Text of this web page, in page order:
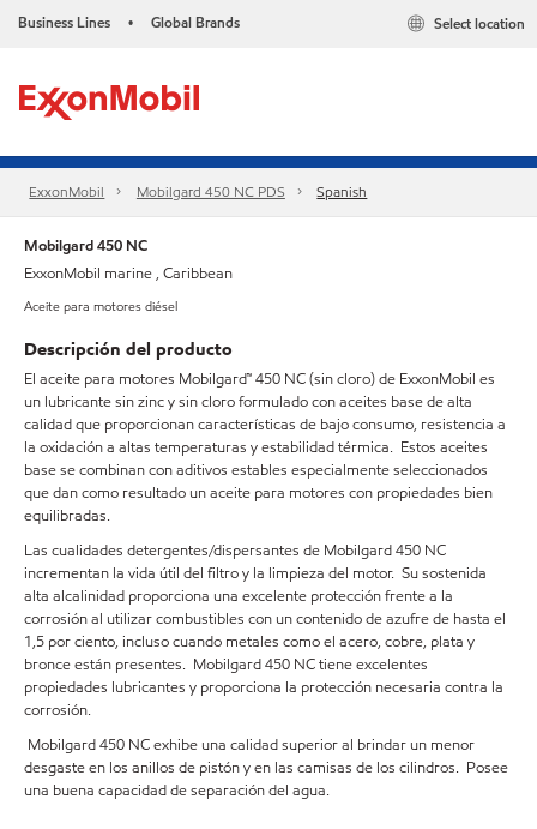
Business Lines • Global Brands Select location
ExxonMobil Mobilgard 450 NC PDS Spanish
Mobilgard 450 NC
ExxonMobil marine , Caribbean
Aceite para motores diésel
Descripción del producto
El aceite para motores Mobilgard™ 450 NC (sin cloro) de ExxonMobil es
un lubricante sin zinc y sin cloro formulado con aceites base de alta
calidad que proporcionan características de bajo consumo, resistencia a
la oxidación a altas temperaturas y estabilidad térmica. Estos aceites
base se combinan con aditivos estables especialmente seleccionados
que dan como resultado un aceite para motores con propiedades bien
equilibradas.
Las cualidades detergentes/dispersantes de Mobilgard 450 NC
incrementan la vida útil del filtro y la limpieza del motor. Su sostenida
alta alcalinidad proporciona una excelente protección frente a la
corrosión al utilizar combustibles con un contenido de azufre de hasta el
1,5 por ciento, incluso cuando metales como el acero, cobre, plata y
bronce están presentes. Mobilgard 450 NC tiene excelentes
propiedades lubricantes y proporciona la protección necesaria contra la
corrosión.
Mobilgard 450 NC exhibe una calidad superior al brindar un menor
desgaste en los anillos de pistón y en las camisas de los cilindros. Posee
una buena capacidad de separación del agua.